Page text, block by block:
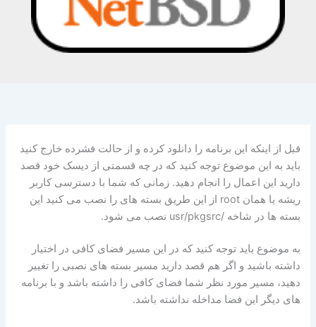
قبل از اینکه این برنامه را دانلود کرده و از حالت فشرده خارج کنید
باید به این موضوع توجه کنید که در چه قسمتی از دیسک خود قصد
دارید این اعمال را انجام دهید. زمانی که شما با دسترسی کاربر
ریشه یا همان root از این طریق بسته های را نصب می کنید این
بسته ها در شاخه /usr/pkgsrc نصب می شود.
به موضوع باید توجه کنید که در این مسیر فضای کافی در اختیار
داشته باشید و اگر هم قصد دارید مسیر بسته های نصبی را تغییر
دهید، مسیر مورد نظر شما فضای کافی را داشته باشد و با برنامه
های دیگر این فضا مداخله نداشته باشد.